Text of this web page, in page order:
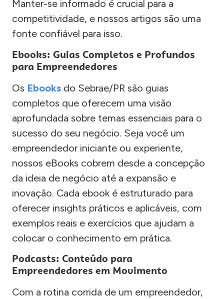
Manter-se informado é crucial para a
competitividade, e nossos artigos são uma
fonte confiável para isso.
Ebooks: Guias Completos e Profundos
para Empreendedores
Os Ebooks do Sebrae/PR são guias
completos que oferecem uma visão
aprofundada sobre temas essenciais para o
sucesso do seu negócio. Seja você um
empreendedor iniciante ou experiente,
nossos eBooks cobrem desde a concepção
da ideia de negócio até a expansão e
inovação. Cada ebook é estruturado para
oferecer insights práticos e aplicáveis, com
exemplos reais e exercícios que ajudam a
colocar o conhecimento em prática.
Podcasts: Conteúdo para
Empreendedores em Movimento
Com a rotina corrida de um empreendedor,